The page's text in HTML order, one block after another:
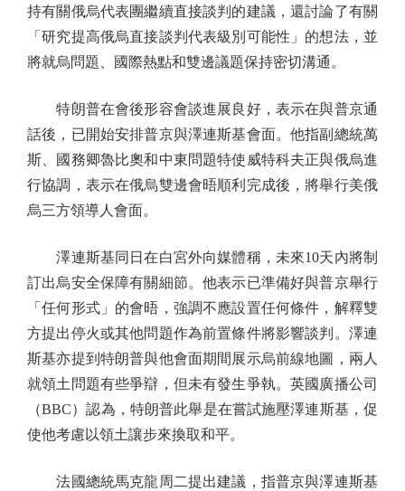
持有關俄烏代表團繼續直接談判的建議，還討論了有關
「研究提高俄烏直接談判代表級別可能性」的想法，並
將就烏問題、國際熱點和雙邊議題保持密切溝通。
特朗普在會後形容會談進展良好，表示在與普京通
話後，已開始安排普京與澤連斯基會面。他指副總統萬
斯、國務卿魯比奧和中東問題特使威特科夫正與俄烏進
行協調，表示在俄烏雙邊會晤順利完成後，將舉行美俄
烏三方領導人會面。
澤連斯基同日在白宮外向媒體稱，未來10天內將制
訂出烏安全保障有關細節。他表示已準備好與普京舉行
「任何形式」的會晤，強調不應設置任何條件，解釋雙
方提出停火或其他問題作為前置條件將影響談判。澤連
斯基亦提到特朗普與他會面期間展示烏前線地圖，兩人
就領土問題有些爭辯，但未有發生爭執。英國廣播公司
（BBC）認為，特朗普此舉是在嘗試施壓澤連斯基，促
使他考慮以領土讓步來換取和平。
法國總統馬克龍周二提出建議，指普京與澤連斯基